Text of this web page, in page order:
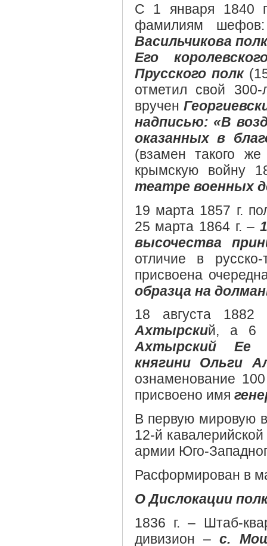
С 1 января 1840
фамилиям
Васильчикова
Его
Прусского полк
отметил свой
вручен
надписью: «В
оказанных в
(взамен такого
крымскую войну
театре военных
19 марта 1857 г.
25 марта 1864 г. –
высочества
отличие в
присвоена
образца на
18 августа
Ахтырский, а 6
Ахтырский Ее
княгини Ольги
ознаменование
присвоено имя
В первую мировую
12-й
армии Юго-
Расформирован в
О Дислокации
1836 г. – Штаб-
дивизион –с.